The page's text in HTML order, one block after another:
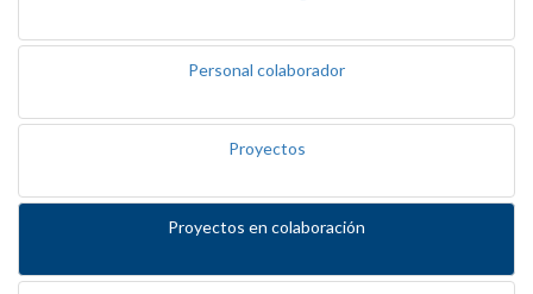
Personal colaborador
Proyectos
Proyectos en colaboración